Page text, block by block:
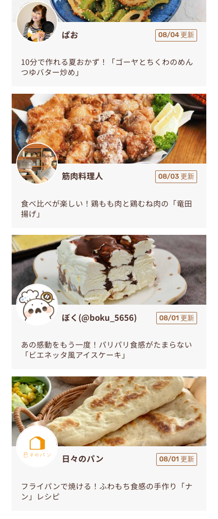
ぱお 08/04 更新
10分で作れる夏おかず！「ゴーヤとちくわのめん
つゆバター炒め」
筋肉料理人 08/03 更新
食べ比べが楽しい！鶏もも肉と鶏むね肉の「竜田
揚げ」
ぼく(@boku_5656) 08/01 更新
あの感動をもう一度！パリパリ食感がたまらない
「ビエネッタ風アイスケーキ」
日々のパン 08/01 更新
フライパンで焼ける！ふわもち食感の手作り「ナ
ン」レシピ